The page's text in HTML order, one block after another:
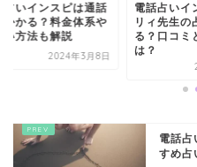
占いインスピは通話
かかる？料金体系や
い方法も解説
2024年3月8日
電話占いイ
リィ先生の
る？口コミ
は？
電話占
すめ占